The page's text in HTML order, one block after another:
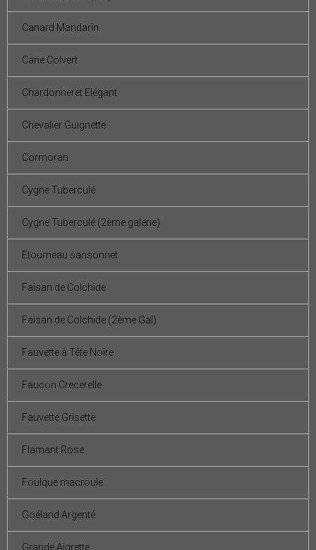
Canard Mandarin
Cane Colvert
Chardonneret Elégant
Chevalier Guignette
Cormoran
Cygne Tuberculé
Cygne Tuberculé (2ème galerie)
Etourneau sansonnet
Faisan de Colchide
Faisan de Colchide (2ème Gal)
Fauvette à Tête Noire
Faucon Crecerelle
Fauvette Grisette
Flamant Rose
Foulque macroule
Goéland Argenté
Grande Aigrette